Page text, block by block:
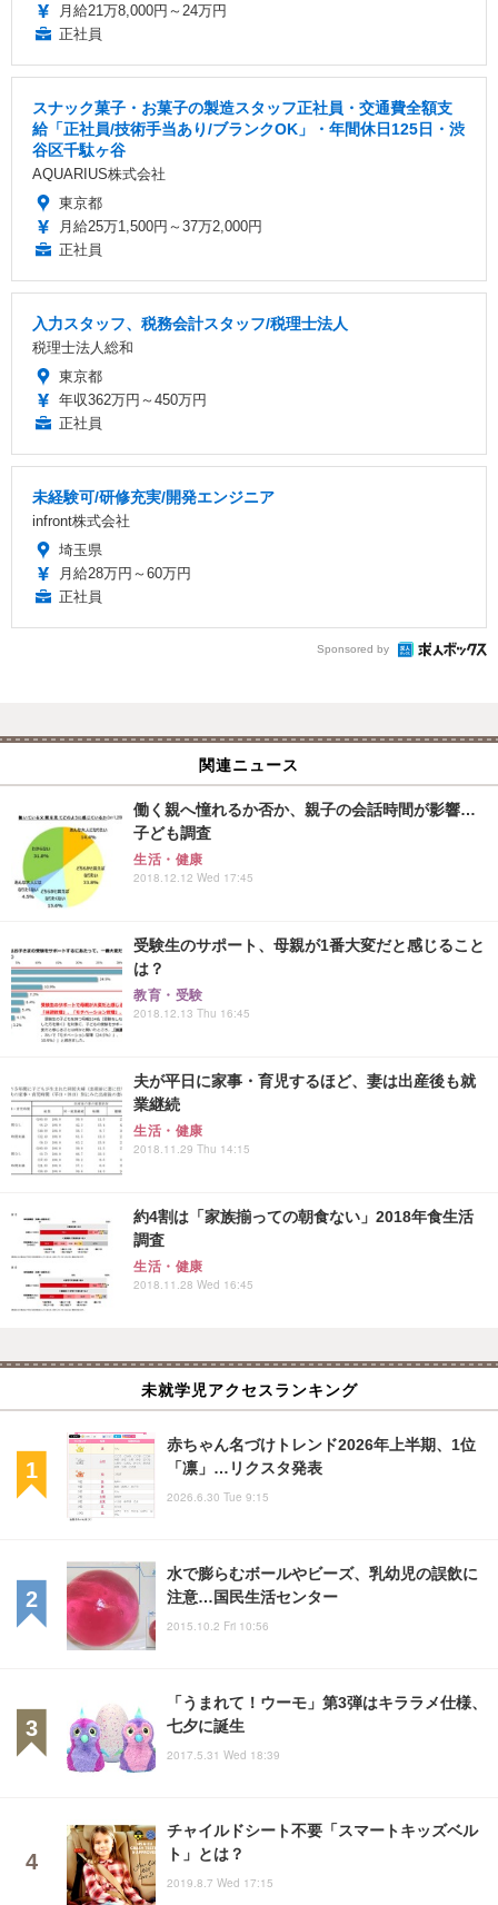
月給21万8,000円～24万円
正社員
スナック菓子・お菓子の製造スタッフ正社員・交通費全額支
給「正社員/技術手当あり/ブランクOK」・年間休日125日・渋
谷区千駄ヶ谷
AQUARIUS株式会社
東京都
月給25万1,500円～37万2,000円
正社員
入力スタッフ、税務会計スタッフ/税理士法人
税理士法人総和
東京都
年収362万円～450万円
正社員
未経験可/研修充実/開発エンジニア
infront株式会社
埼玉県
月給28万円～60万円
正社員
Sponsored by
関連ニュース
働く親へ憧れるか否か、親子の会話時間が影響…
子ども調査
生活・健康
2018.12.12 Wed 17:45
受験生のサポート、母親が1番大変だと感じること
は？
教育・受験
2018.12.13 Thu 16:45
夫が平日に家事・育児するほど、妻は出産後も就
業継続
生活・健康
2018.11.29 Thu 14:15
約4割は「家族揃っての朝食ない」2018年食生活
調査
生活・健康
2018.11.28 Wed 16:45
未就学児アクセスランキング
赤ちゃん名づけトレンド2026年上半期、1位
「凛」…リクスタ発表
2026.6.30 Tue 9:15
水で膨らむボールやビーズ、乳幼児の誤飲に
注意…国民生活センター
2015.10.2 Fri 10:56
「うまれて！ウーモ」第3弾はキララメ仕様、
七夕に誕生
2017.5.31 Wed 18:39
チャイルドシート不要「スマートキッズベル
ト」とは？
2019.8.7 Wed 17:15